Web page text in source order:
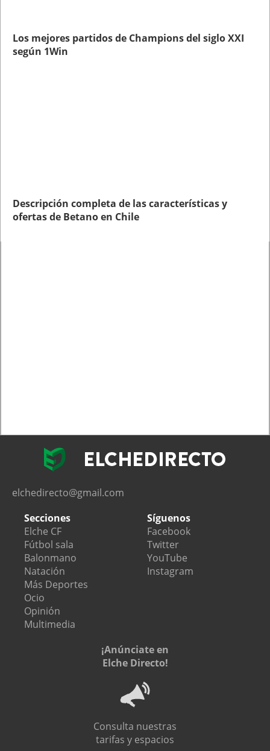
Los mejores partidos de Champions del siglo XXI
según 1Win
Descripción completa de las características y
ofertas de Betano en Chile
elchedirecto@gmail.com
Secciones
Elche CF
Fútbol sala
Balonmano
Natación
Más Deportes
Ocio
Opinión
Multimedia
Síguenos
Facebook
Twitter
YouTube
Instagram
¡Anúnciate en
Elche Directo!
Consulta nuestras
tarifas y espacios